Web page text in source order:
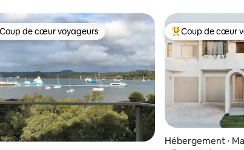
sur la base de 638 commentaires : 4,83 sur 5
de cœur voyageurs les plus appréciés
Coup de cœur voyageurs Coups de cœur
Coup de cœur
Hébergement ⋅